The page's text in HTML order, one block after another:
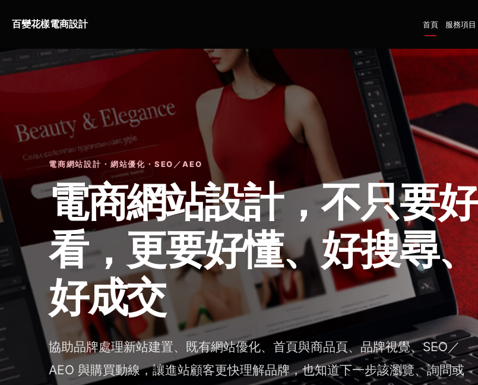
百變花樣電商設計 首頁 服務項目
電商網站設計・網站優化・SEO／AEO
電商網站設計，不只要好
看，更要好懂、好搜尋、
好成交
協助品牌處理新站建置、既有網站優化、首頁與商品頁、品牌視覺、SEO／
AEO 與購買動線，讓進站顧客更快理解品牌，也知道下一步該瀏覽、詢問或